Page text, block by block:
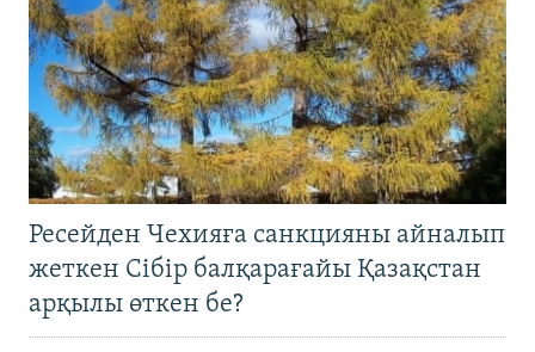
Ресейден Чехияға санкцияны айналып
жеткен Сібір балқарағайы Қазақстан
арқылы өткен бе?